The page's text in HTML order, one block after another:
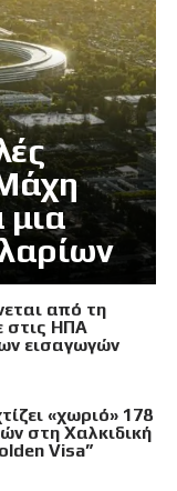
μια
από τη
στις ΗΠΑ
εισαγωγών
«χωριό» 178
στη Χαλκιδική
Visa”